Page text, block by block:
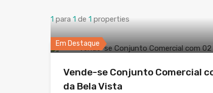
1 para 1 de 1 properties
Em Destaque
Vende-se Conjunto Comercial
da Bela Vista